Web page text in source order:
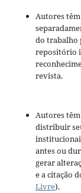
Autores
do trabalho
repositório
revista.
Autores
distribuir
antes ou
gerar
e a citação
Livre).